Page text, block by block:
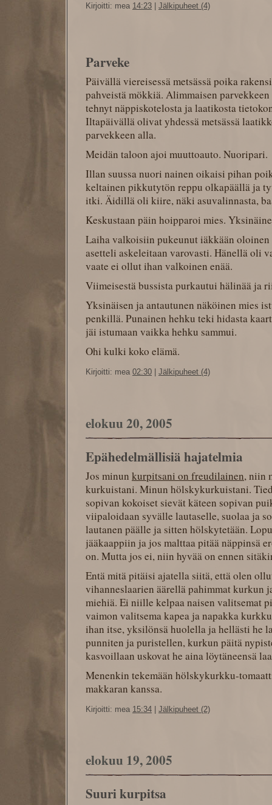
Kirjoitti: mea 14:23 | Jälkipuheet (4)
Parveke
Päivällä viereisessä metsässä poika
pahveistä mökkiä. Alimmaisen
tehnyt näppiskotelosta ja laatikosta
Iltapäivällä olivat yhdessä metsässä
parvekkeen alla.
Meidän taloon ajoi muuttoauto. Nuoripari.
Illan suussa nuori nainen oikaisi pihan
keltainen pikkutytön reppu olkapäällä ja
itki. Äidillä oli kiire, näki asuvalinnasta,
Keskustaan päin hoipparoi mies.
Laiha valkoisiin pukeunut iäkkään
asetteli askeleitaan varovasti. Hänellä oli
vaate ei ollut ihan valkoinen enää.
Viimeisestä bussista purkautui hälinää ja
Yksinäisen ja antautunen näköinen mies
penkillä. Punainen hehku teki hidasta
jäi istumaan vaikka hehku sammui.
Ohi kulki koko elämä.
Kirjoitti: mea 02:30 Jälkipuheet (4)
elokuu 20, 2005
Epähedelmällisiä hajatelmia
Jos minun kurpitsani on freudilainen, niin
kurkuistani. Minun hölskykurkuistani.
sopivan kokoiset sievät käteen sopivan
viipaloidaan syvälle lautaselle, suolaa ja
lautanen päälle ja sitten hölskytetään.
jääkaappiin ja jos malttaa pitää näppinsä
on. Mutta jos ei, niin hyvää on ennen
Entä mitä pitäisi ajatella siitä, että olen
vihanneslaarien äärellä pahimmat kurkun
miehiä. Ei niille kelpaa naisen valitsemat
vaimon valitsema kapea ja napakka
ihan itse, yksilönsä huolella ja hellästi he
punniten ja puristellen, kurkun päitä
kasvoillaan uskovat he aina löytäneensä
Menenkin tekemään hölskykurkku-
makkaran kanssa.
Kirjoitti: mea 15:34 | Jälkipuheet (2)
elokuu 19, 2005
Suuri kurpitsa